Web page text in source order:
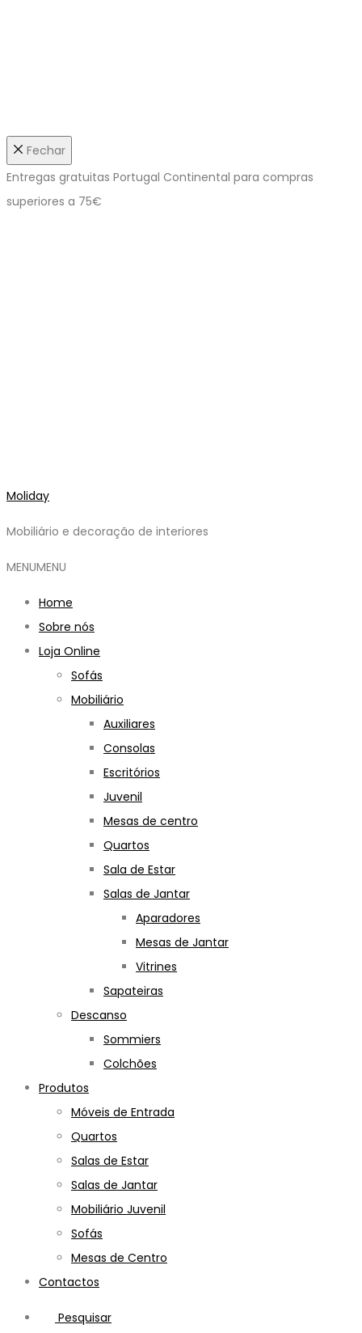
Fechar
Entregas gratuitas Portugal Continental para compras
superiores a 75€
Moliday
Mobiliário e decoração de interiores
MENUMENU
Home
Sobre nós
Loja Online
Sofás
Mobiliário
Auxiliares
Consolas
Escritórios
Juvenil
Mesas de centro
Quartos
Sala de Estar
Salas de Jantar
Aparadores
Mesas de Jantar
Vitrines
Sapateiras
Descanso
Sommiers
Colchões
Produtos
Móveis de Entrada
Quartos
Salas de Estar
Salas de Jantar
Mobiliário Juvenil
Sofás
Mesas de Centro
Contactos
Pesquisar